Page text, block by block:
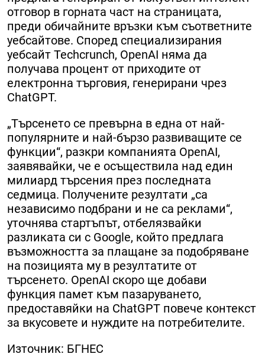
отговор в горната част на страницата,
преди обичайните връзки към съответните
уебсайтове. Според специализирания
уебсайт Techcrunch, OpenAI няма да
получава процент от приходите от
електронна търговия, генерирани чрез
ChatGPT.
„Търсенето се превърна в една от най-
популярните и най-бързо развиващите се
функции“, разкри компанията OpenAI,
заявявайки, че е осъществила над един
милиард търсения през последната
седмица. Получените резултати „са
независимо подбрани и не са реклами“,
уточнява стартъпът, отбелязвайки
разликата си с Google, който предлага
възможността за плащане за подобряване
на позицията му в резултатите от
търсенето. OpenAI скоро ще добави
функция памет към пазаруването,
предоставяйки на ChatGPT повече контекст
за вкусовете и нуждите на потребителите.
Източник: БГНЕС